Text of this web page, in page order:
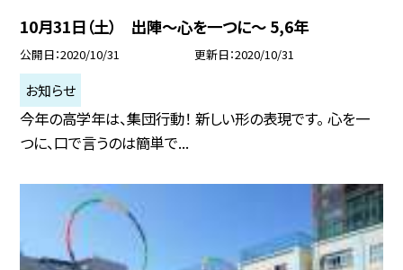
10月31日（土） 出陣〜心を一つに〜 5,6年
公開日 2020/10/31 更新日 2020/10/31
お知らせ
今年の高学年は、集団行動！ 新しい形の表現です。 心を一
つに、口で言うのは簡単で...